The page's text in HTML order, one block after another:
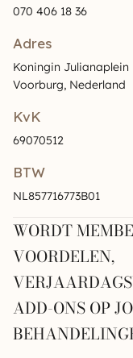
070 406 18 36
Adres
Koningin Julianaplein
Voorburg, Nederland
KvK
69070512
BTW
NL857716773B01
WORDT
VOORDELEN,
ADD-ONS OP